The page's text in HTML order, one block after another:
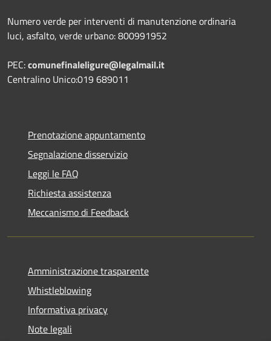
Numero verde per interventi di manutenzione ordinaria
luci, asfalto, verde urbano: 800991952
PEC:comunefinaleligure@legalmail.it
Centralino Unico:019 689011
Prenotazione appuntamento
Segnalazione disservizio
Leggi le FAQ
Richiesta assistenza
Meccanismo di Feedback
Amministrazione trasparente
Whistleblowing
Informativa privacy
Note legali